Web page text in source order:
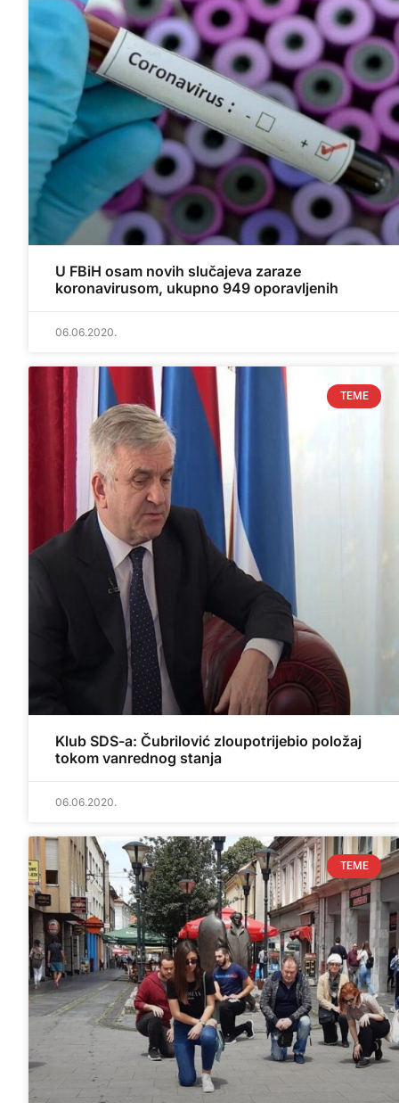
U FBiH osam novih slučajeva zaraze
koronavirusom, ukupno 949 oporavljenih
06.06.2020.
TEME
Klub SDS-a: Čubrilović zloupotrijebio položaj
tokom vanrednog stanja
06.06.2020.
TEME